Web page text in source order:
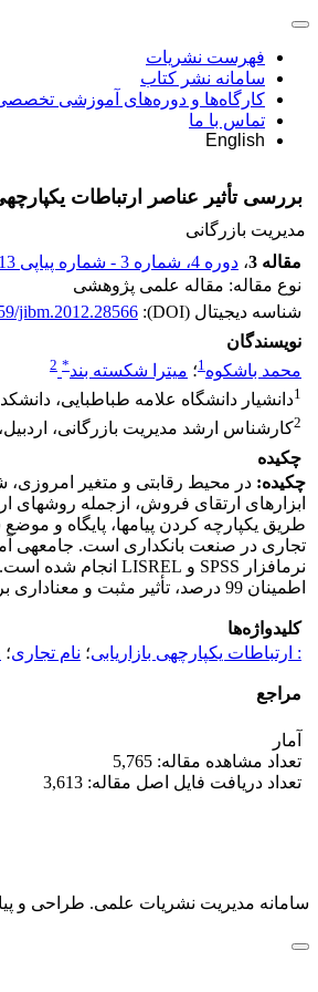
فهرست نشریات
سامانه نشر کتاب
کارگاه‌ها و دوره‌های آموزشی
تماس با ما
English
بررسی تأثیر عناصر ارتباطات یکپارچه‎ی بازاریابی بر قوت نام تجاری در صنعت بانکداری (مطالعه‎ی موردی: بانک ملی استان اردبیل)
مدیریت بازرگانی
مقاله 3
، دوره 4، شماره 3 - شماره پیاپی 13
نوع مقاله: مقاله علمی پژوهشی
شناسه دیجیتال (DOI):
jibm.2012.28566
نویسندگان
محمد باشکوه1؛ میترا شکسته بند*
2
1دانشیار دانشگاه علامه طباطبایی،
2کارشناس ارشد مدیریت بازرگانی،
چکیده
چکیده:
اطمینان 99 درصد، تأثیر مثبت و معناداری بر قوت نام تجاری سازمان دارد.
کلیدواژه‌ها
: ارتباطات یکپارچه‎ی بازاریابی
؛ نام تجاری؛
مراجع
آمار
تعداد مشاهده مقاله: 5,765
تعداد دریافت فایل اصل مقاله: 3,613
سامانه مدیریت نشریات علمی. طراحی و